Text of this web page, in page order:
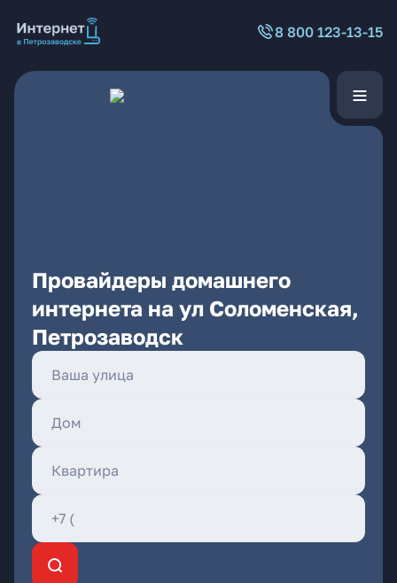
8 800 123-13-15
Провайдеры домашнего
интернета на ул Соломенская,
Петрозаводск